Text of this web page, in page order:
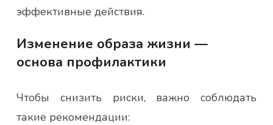
эффективные действия.
Изменение образа жизни —
основа профилактики
Чтобы снизить риски, важно соблюдать
такие рекомендации: